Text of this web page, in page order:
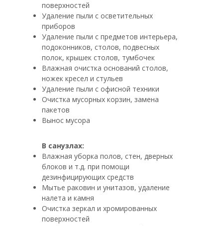
поверхностей
Удаление пыли с осветительных
приборов
Удаление пыли с предметов интерьера,
подоконников, столов, подвесных
полок, крышек столов, тумбочек
Влажная очистка оснований столов,
ножек кресел и стульев
Удаление пыли с офисной техники
Очистка мусорных корзин, замена
пакетов
Вынос мусора
В санузлах:
Влажная уборка полов, стен, дверных
блоков и т.д. при помощи
дезинфицирующих средств
Мытье раковин и унитазов, удаление
налета и камня
Очистка зеркал и хромированных
поверхностей